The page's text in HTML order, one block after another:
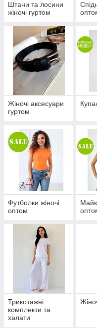
Штани та лосини
жіночі гуртом
Жіночі аксесуари
гуртом
Футболки жіночі
оптом
Трикотажні
комплекти та
халати